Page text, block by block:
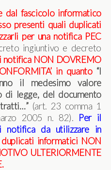
dal fascicolo informatico
presenti quali duplicati
per una notifica PEC
ingiuntivo e decreto
notifica NON DOVREMO
in quanto “I
il medesimo valore
legge, del documento
(art. 23 comma 1
2005 n. 82). Per il
notifica da utilizzare in
duplicati informatici NON
ULTERIORMENTE